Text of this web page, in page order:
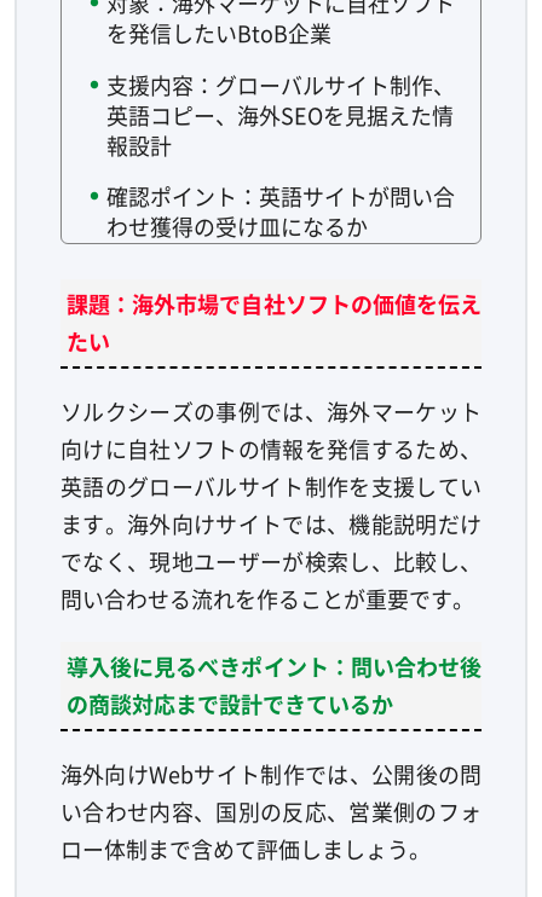
を発信したいBtoB企業
支援内容：グローバルサイト制作、
英語コピー、海外SEOを見据えた情
報設計
確認ポイント：英語サイトが問い合
わせ獲得の受け皿になるか
課題：海外市場で自社ソフトの価値を伝え
たい
ソルクシーズの事例では、海外マーケット
向けに自社ソフトの情報を発信するため、
英語のグローバルサイト制作を支援してい
ます。海外向けサイトでは、機能説明だけ
でなく、現地ユーザーが検索し、比較し、
問い合わせる流れを作ることが重要です。
導入後に見るべきポイント：問い合わせ後
の商談対応まで設計できているか
海外向けWebサイト制作では、公開後の問
い合わせ内容、国別の反応、営業側のフォ
ロー体制まで含めて評価しましょう。